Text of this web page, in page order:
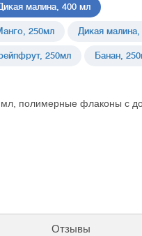
малина, 400 мл
250мл Дикая малина,
250мл Банан,
полимерные флаконы с
Отзывы